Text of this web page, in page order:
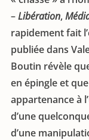
–Libération,
rapidement fait
publiée dans
Boutin révèle
en épingle et
appartenance à
d’une
d’une